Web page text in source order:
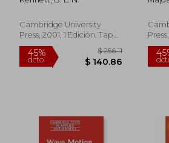
Theoretical
Inglés)
Cambridge University
Press, 2001, 1 Edición, Tapa
Blanda, Nuevo
(en
Dura,